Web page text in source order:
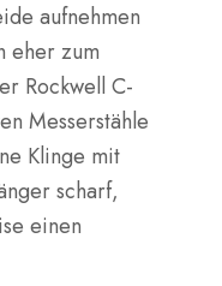
aufnehmen
eher zum
Rockwell C-
Messerstähle
Klinge mit
scharf,
einen